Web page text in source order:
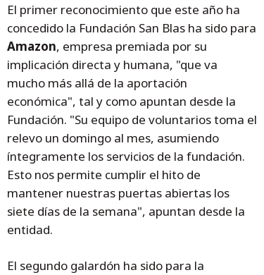
El primer reconocimiento que este año ha
concedido la Fundación San Blas ha sido para
Amazon, empresa premiada por su
implicación directa y humana, "que va
mucho más allá de la aportación
económica", tal y como apuntan desde la
Fundación. "Su equipo de voluntarios toma el
relevo un domingo al mes, asumiendo
íntegramente los servicios de la fundación.
Esto nos permite cumplir el hito de
mantener nuestras puertas abiertas los
siete días de la semana", apuntan desde la
entidad.
El segundo galardón ha sido para la